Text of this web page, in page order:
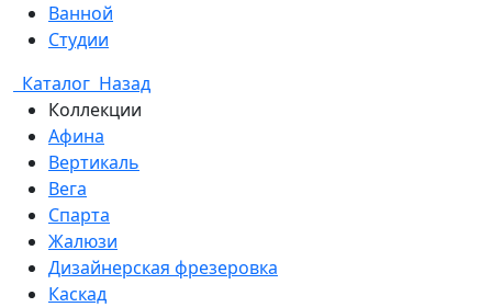
Ванной
Студии
Каталог Назад
Коллекции
Афина
Вертикаль
Вега
Спарта
Жалюзи
Дизайнерская фрезеровка
Каскад